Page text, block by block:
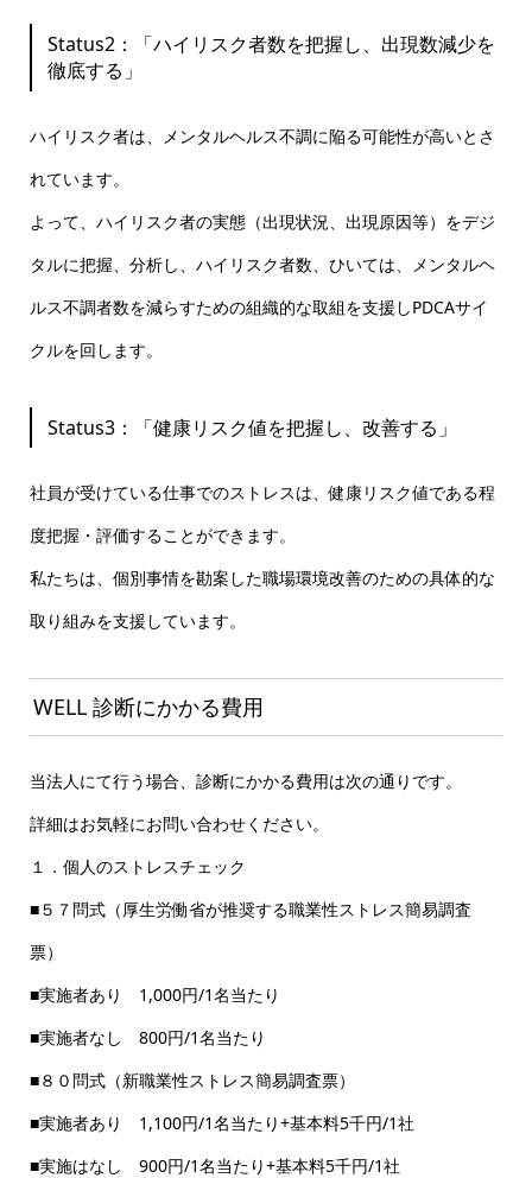
Status2：「ハイリスク者数を把握し、出現数減少を
徹底する」
ハイリスク者は、メンタルヘルス不調に陥る可能性が高いとさ
れています。
よって、ハイリスク者の実態（出現状況、出現原因等）をデジ
タルに把握、分析し、ハイリスク者数、ひいては、メンタルヘ
ルス不調者数を減らすための組織的な取組を支援しPDCAサイ
クルを回します。
Status3：「健康リスク値を把握し、改善する」
社員が受けている仕事でのストレスは、健康リスク値である程
度把握・評価することができます。
私たちは、個別事情を勘案した職場環境改善のための具体的な
取り組みを支援しています。
WELL 診断にかかる費用
当法人にて行う場合、診断にかかる費用は次の通りです。
詳細はお気軽にお問い合わせください。
１．個人のストレスチェック
■５７問式（厚生労働省が推奨する職業性ストレス簡易調査
票）
■実施者あり 1,000円/1名当たり
■実施者なし 800円/1名当たり
■８０問式（新職業性ストレス簡易調査票）
■実施者あり 1,100円/1名当たり+基本料5千円/1社
■実施はなし 900円/1名当たり+基本料5千円/1社